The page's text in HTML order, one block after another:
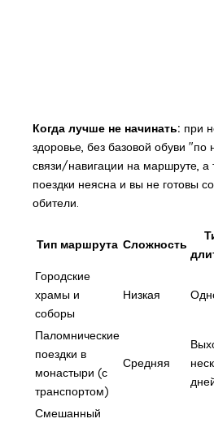
Когда лучше не начинать: при
здоровье, без базовой обуви "по
связи/навигации на маршруте, а
поездки неясна и вы не готовы
обители.
Тип маршрута Сложность
Городские
храмы и
соборы
Низкая
Паломнические
поездки в
монастыри (с
транспортом)
Средняя
Смешанный